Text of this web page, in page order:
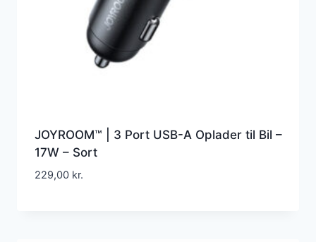
JOYROOM™ | 3 Port USB-A Oplader til Bil –
17W – Sort
229,00 kr.